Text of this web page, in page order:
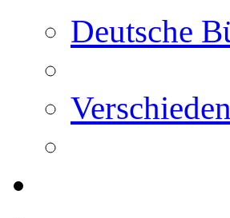
Deutsche